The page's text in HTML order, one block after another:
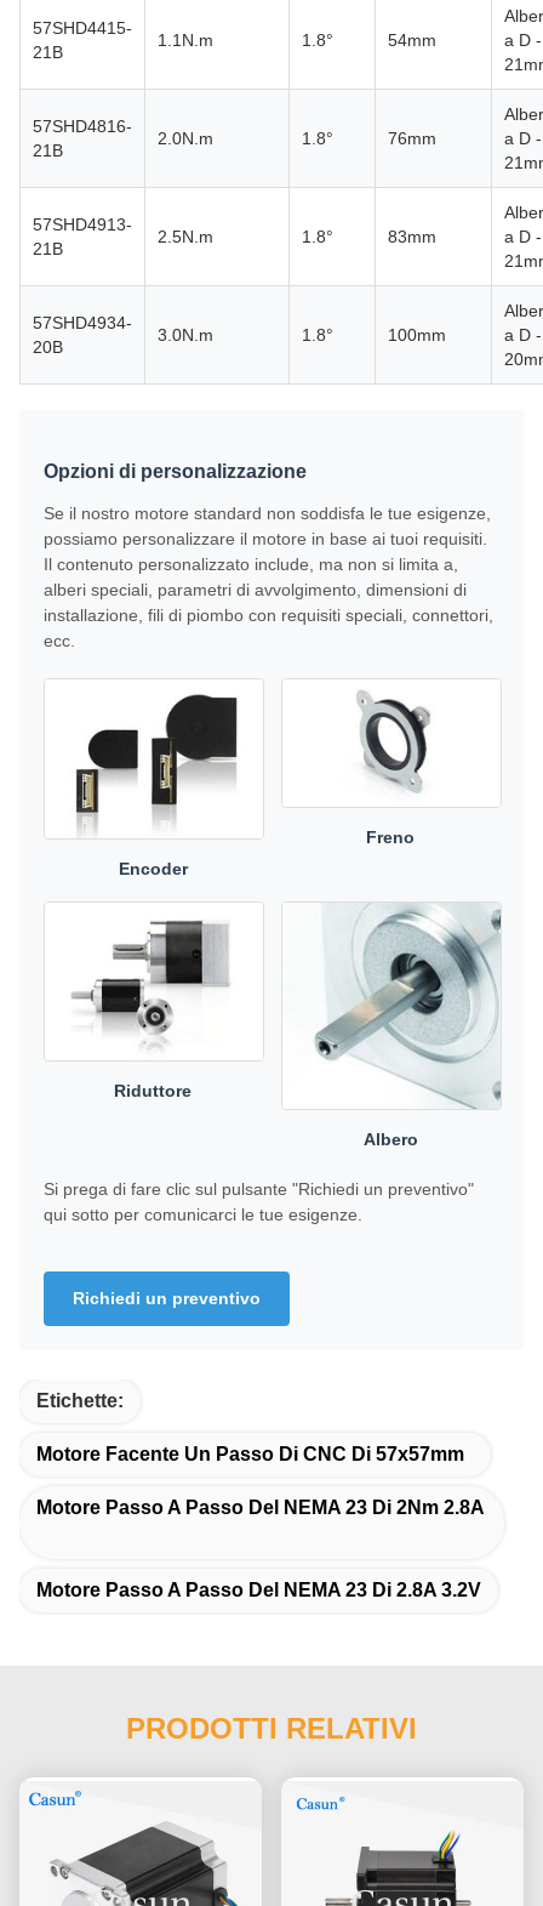
57SHD4415-
21B
1.1N.m 1.8° 54mm
a D -
57SHD4816-
21B
2.0N.m 1.8° 76mm
a D -
57SHD4913-
21B
2.5N.m 1.8° 83mm
a D -
57SHD4934-
20B
3.0N.m 1.8° 100mm
a D -
Opzioni di personalizzazione
Se il nostro motore standard non soddisfa le tue esigenze,
possiamo personalizzare il motore in base ai tuoi requisiti.
Il contenuto personalizzato include, ma non si limita a,
alberi speciali, parametri di avvolgimento, dimensioni di
installazione, fili di piombo con requisiti speciali, connettori,
ecc.
Encoder
Freno
Riduttore
Albero
Si prega di fare clic sul pulsante "Richiedi un preventivo"
qui sotto per comunicarci le tue esigenze.
Richiedi un preventivo
Etichette:
Motore Facente Un Passo Di CNC Di 57x57mm
Motore Passo A Passo Del NEMA 23 Di 2Nm 2.8A
Motore Passo A Passo Del NEMA 23 Di 2.8A 3.2V
PRODOTTI RELATIVI